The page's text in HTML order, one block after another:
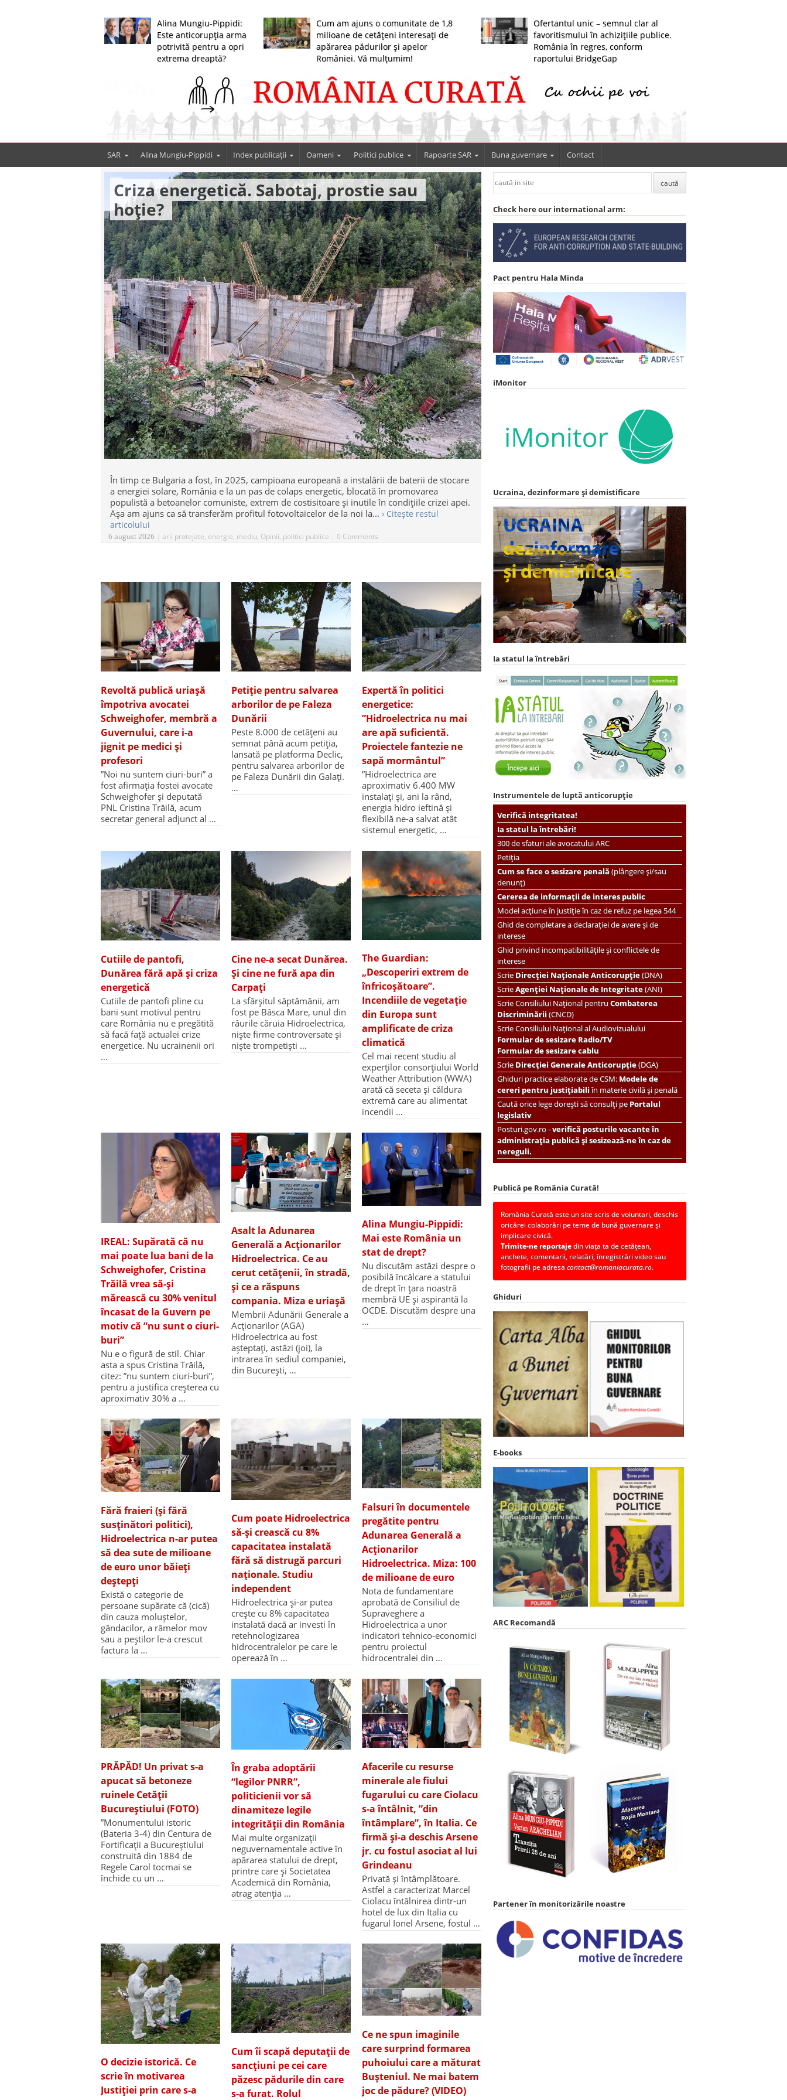
Alina Mungiu-Pippidi:
Este anticorupția arma
potrivită pentru a opri
extrema dreaptă?
Cum am ajuns o comunitate de 1,8
milioane de cetățeni interesați de
apărarea pădurilor și apelor
României. Vă mulțumim!
Ofertantul unic – semnul clar al
favoritismului în achizițiile publice.
România în regres, conform
raportului BridgeGap
SAR Alina Mungiu-Pippidi Index publicații Oameni Politici publice Rapoarte SAR Buna guvernare Contact
Criza energetică. Sabotaj, prostie sau
hoție?
În timp ce Bulgaria a fost, în 2025, campioana europeană a instalării de baterii de stocare
a energiei solare, România e la un pas de colaps energetic, blocată în promovarea
populistă a betoanelor comuniste, extrem de costisitoare și inutile în condițiile crizei apei.
Așa am ajuns ca să transferăm profitul fotovoltaicelor de la noi la...› Citește restul
articolului
6 august 2026 arii protejate, energie, mediu, Opinii, politici publice 0 Comments
Revoltă publică uriașă
împotriva avocatei
Schweighofer, membră a
Guvernului, care i-a
jignit pe medici și
profesori
”Noi nu suntem ciuri-buri” a
fost afirmația fostei avocate
Schweighofer și deputată
PNL Cristina Trăilă, acum
secretar general adjunct al …
Petiție pentru salvarea
arborilor de pe Faleza
Dunării
Peste 8.000 de cetățeni au
semnat până acum petiția,
lansată pe platforma Declic,
pentru salvarea arborilor de
pe Faleza Dunării din Galați.
…
Expertă în politici
energetice:
”Hidroelectrica nu mai
are apă suficientă.
Proiectele fantezie ne
sapă mormântul”
”Hidroelectrica are
aproximativ 6.400 MW
instalați și, ani la rând,
energia hidro ieftină și
flexibilă ne-a salvat atât
sistemul energetic, …
Cutiile de pantofi,
Dunărea fără apă și criza
energetică
Cutiile de pantofi pline cu
bani sunt motivul pentru
care România nu e pregătită
să facă față actualei crize
energetice. Nu ucrainenii ori
…
Cine ne-a secat Dunărea.
Și cine ne fură apa din
Carpați
La sfârșitul săptămânii, am
fost pe Bâsca Mare, unul din
râurile căruia Hidroelectrica,
niște firme controversate și
niște trompetiști …
The Guardian:
„Descoperiri extrem de
înfricoșătoare”.
Incendiile de vegetație
din Europa sunt
amplificate de criza
climatică
Cel mai recent studiu al
experților consorțiului World
Weather Attribution (WWA)
arată că seceta și căldura
extremă care au alimentat
incendii …
IREAL: Supărată că nu
mai poate lua bani de la
Schweighofer, Cristina
Trăilă vrea să-și
mărească cu 30% venitul
încasat de la Guvern pe
motiv că ”nu sunt o ciuri-
buri”
Nu e o figură de stil. Chiar
asta a spus Cristina Trăilă,
citez: ”nu suntem ciuri-buri”,
pentru a justifica creșterea cu
aproximativ 30% a …
Asalt la Adunarea
Generală a Acționarilor
Hidroelectrica. Ce au
cerut cetățenii, în stradă,
și ce a răspuns
compania. Miza e uriașă
Membrii Adunării Generale a
Acționarilor (AGA)
Hidroelectrica au fost
așteptați, astăzi (joi), la
intrarea în sediul companiei,
din București, …
Alina Mungiu-Pippidi:
Mai este România un
stat de drept?
Nu discutăm astăzi despre o
posibilă încălcare a statului
de drept în țara noastră
membră UE și aspirantă la
OCDE. Discutăm despre una
…
Fără fraieri (și fără
susținători politici),
Hidroelectrica n-ar putea
să dea sute de milioane
de euro unor băieți
deștepți
Există o categorie de
persoane supărate că (cică)
din cauza moluștelor,
gândacilor, a râmelor mov
sau a peștilor le-a crescut
factura la …
Cum poate Hidroelectrica
să-și crească cu 8%
capacitatea instalată
fără să distrugă parcuri
naționale. Studiu
independent
Hidroelectrica și-ar putea
crește cu 8% capacitatea
instalată dacă ar investi în
retehnologizarea
hidrocentralelor pe care le
operează în …
Falsuri în documentele
pregătite pentru
Adunarea Generală a
Acționarilor
Hidroelectrica. Miza: 100
de milioane de euro
Nota de fundamentare
aprobată de Consiliul de
Supraveghere a
Hidroelectrica a unor
indicatori tehnico-economici
pentru proiectul
hidrocentralei din …
PRĂPĂD! Un privat s-a
apucat să betoneze
ruinele Cetății
Bucureștiului (FOTO)
”Monumentului istoric
(Bateria 3-4) din Centura de
Fortificații a Bucureștiului
construită din 1884 de
Regele Carol tocmai se
închide cu un …
În graba adoptării
“legilor PNRR”,
politicienii vor să
dinamiteze legile
integrității din România
Mai multe organizații
neguvernamentale active în
apărarea statului de drept,
printre care și Societatea
Academică din România,
atrag atenția …
Afacerile cu resurse
minerale ale fiului
fugarului cu care Ciolacu
s-a întâlnit, ”din
întâmplare”, în Italia. Ce
firmă și-a deschis Arsene
jr. cu fostul asociat al lui
Grindeanu
Privată și întâmplătoare.
Astfel a caracterizat Marcel
Ciolacu întâlnirea dintr-un
hotel de lux din Italia cu
fugarul Ionel Arsene, fostul …
O decizie istorică. Ce
scrie în motivarea
Justiției prin care s-a
Cum îi scapă deputații de
sancțiuni pe cei care
păzesc pădurile din care
s-a furat. Rolul
Ce ne spun imaginile
care surprind formarea
puhoiului care a măturat
Bușteniul. Ne mai batem
joc de pădure? (VIDEO)
Check here our international arm:
Pact pentru Hala Minda
iMonitor
Ucraina, dezinformare și demistificare
Ia statul la întrebări
Instrumentele de luptă anticorupție
Verifică integritatea!
Ia statul la întrebări!
300 de sfaturi ale avocatului ARC
Petiția
Cum se face o sesizare penală(plângere și/sau
denunț)
Cererea de informații de interes public
Model acțiune în justiție în caz de refuz pe legea 544
Ghid de completare a declarației de avere și de
interese
Ghid privind incompatibilitățile și conflictele de
interese
ScrieDirecției Naționale Anticorupție(DNA)
ScrieAgenției Naționale de Integritate(ANI)
ScrieConsiliului Național pentruCombaterea
Discriminării(CNCD)
Scrie Consiliului Național al Audiovizualului
Formular de sesizare Radio/TV
Formular de sesizare cablu
ScrieDirecției Generale Anticorupție(DGA)
Ghiduri practice elaborate de CSM: Modele de
cereri pentru justițiabiliîn materie civilă și penală
Caută orice lege dorești să consulți pePortalul
legislativ
Posturi.gov.ro -verifică posturile vacante în
administrația publică și sesizează-ne în caz de
nereguli.
Publică pe România Curată!
România Curată este un site scris de voluntari, deschis
oricărei colaborări pe teme de bună guvernare și
implicare civică.
Trimite-ne reportajedin viața ta de cetățean,
anchete, comentarii, relatări, înregistrări video sau
fotografii pe adresacontact@romaniacurata.ro.
Ghiduri
E-books
ARC Recomandă
Partener în monitorizările noastre